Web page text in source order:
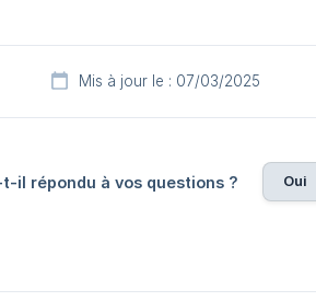
Mis à jour le : 07/03/2025
il répondu à vos questions ? Oui